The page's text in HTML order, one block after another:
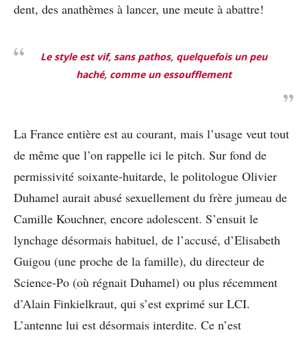
dent, des anathèmes à lancer, une meute à abattre!
Le style est vif, sans pathos, quelquefois un peu
haché, comme un essoufflement
La France entière est au courant, mais l’usage veut tout
de même que l’on rappelle ici le pitch. Sur fond de
permissivité soixante-huitarde, le politologue Olivier
Duhamel aurait abusé sexuellement du frère jumeau de
Camille Kouchner, encore adolescent. S’ensuit le
lynchage désormais habituel, de l’accusé, d’Elisabeth
Guigou (une proche de la famille), du directeur de
Science-Po (où régnait Duhamel) ou plus récemment
d’Alain Finkielkraut, qui s’est exprimé sur LCI.
L’antenne lui est désormais interdite. Ce n’est